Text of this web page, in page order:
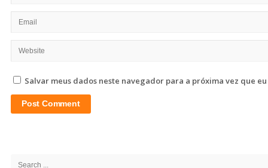
Salvar meus dados neste navegador para a próxima vez que
Search